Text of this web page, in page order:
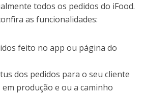
todos os pedidos do iFood.
as funcionalidades:
feito no app ou página do
dos pedidos para o seu cliente
produção e ou a caminho